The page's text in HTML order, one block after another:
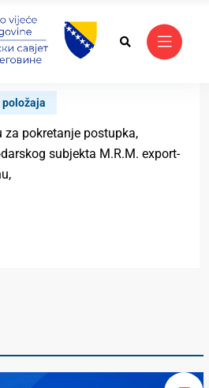
za pokretanje postupka,
subjekta M.R.M. export-